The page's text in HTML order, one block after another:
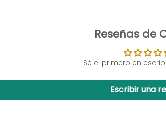
Reseñas de
Sé el primero en
Escribir una